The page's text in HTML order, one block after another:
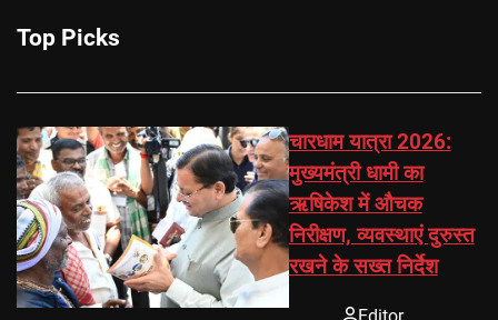
Top Picks
चारधाम यात्रा 2026:
मुख्यमंत्री धामी का
ऋषिकेश में औचक
निरीक्षण, व्यवस्थाएं दुरुस्त
रखने के सख्त निर्देश